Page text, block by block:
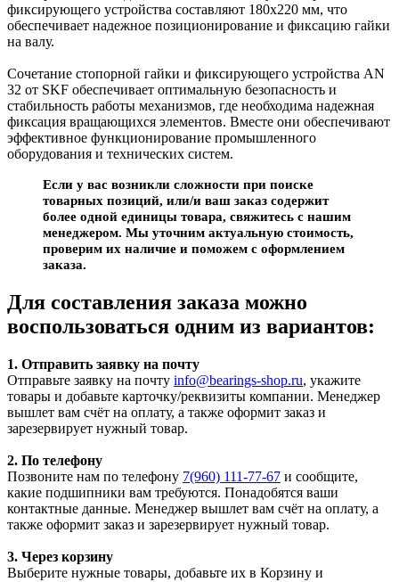
фиксирующего устройства составляют 180x220 мм, что
обеспечивает надежное позиционирование и фиксацию гайки
на валу.
Сочетание стопорной гайки и фиксирующего устройства AN
32 от SKF обеспечивает оптимальную безопасность и
стабильность работы механизмов, где необходима надежная
фиксация вращающихся элементов. Вместе они обеспечивают
эффективное функционирование промышленного
оборудования и технических систем.
Если у вас возникли сложности при поиске
товарных позиций, или/и ваш заказ содержит
более одной единицы товара, свяжитесь с нашим
менеджером. Мы уточним актуальную стоимость,
проверим их наличие и поможем с оформлением
заказа.
Для составления заказа можно
воспользоваться одним из вариантов:
1. Отправить заявку на почту
Отправьте заявку на почту info@bearings-shop.ru, укажите
товары и добавьте карточку/реквизиты компании. Менеджер
вышлет вам счёт на оплату, а также оформит заказ и
зарезервирует нужный товар.
2. По телефону
Позвоните нам по телефону 7(960) 111-77-67 и сообщите,
какие подшипники вам требуются. Понадобятся ваши
контактные данные. Менеджер вышлет вам счёт на оплату, а
также оформит заказ и зарезервирует нужный товар.
3. Через корзину
Выберите нужные товары, добавьте их в Корзину и